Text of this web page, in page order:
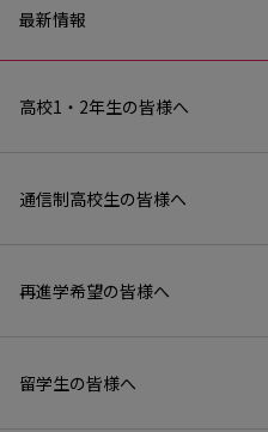
最新情報
高校1・2年生の皆様へ
通信制高校生の皆様へ
再進学希望の皆様へ
留学生の皆様へ